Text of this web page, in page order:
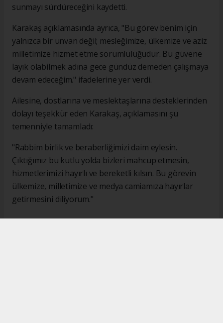
sunmayı sürdüreceğini kaydetti.
Karakaş açıklamasında ayrıca, "Bu görev benim için
yalnızca bir unvan değil; mesleğimize, ülkemize ve aziz
milletimize hizmet etme sorumluluğudur. Bu güvene
layık olabilmek adına gece gündüz demeden çalışmaya
devam edeceğim." ifadelerine yer verdi.
Ailesine, dostlarına ve meslektaşlarına desteklerinden
dolayı teşekkür eden Karakaş, açıklamasını şu
temenniyle tamamladı:
"Rabbim birlik ve beraberliğimizi daim eylesin.
Çıktığımız bu kutlu yolda bizleri mahcup etmesin,
hizmetlerimizi hayırlı ve bereketli kılsın. Bu görevin
ülkemize, milletimize ve medya camiamıza hayırlar
getirmesini diliyorum."